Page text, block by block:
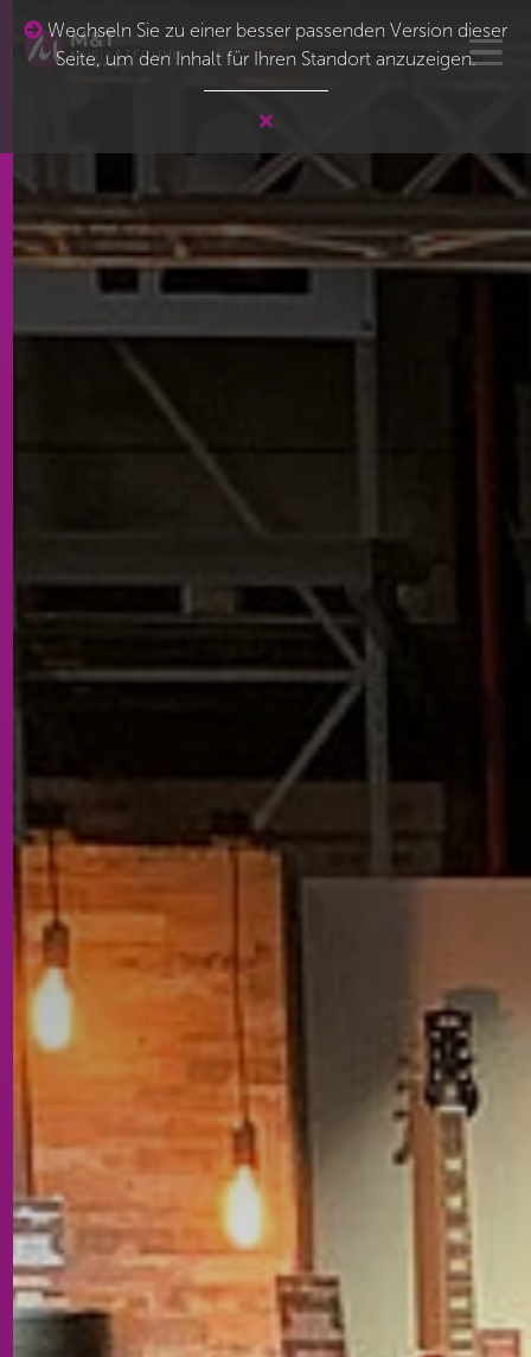
Wechseln Sie zu einer besser passenden Version dieser
Seite, um den Inhalt für Ihren Standort anzuzeigen.